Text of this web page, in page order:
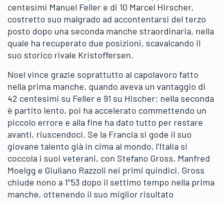
centesimi Manuel Feller e di 10 Marcel Hirscher,
costretto suo malgrado ad accontentarsi del terzo
posto dopo una seconda manche straordinaria, nella
quale ha recuperato due posizioni, scavalcando il
suo storico rivale Kristoffersen.
Noel vince grazie soprattutto al capolavoro fatto
nella prima manche, quando aveva un vantaggio di
42 centesimi su Feller e 91 su Hischer: nella seconda
è partito lento, poi ha accelerato commettendo un
piccolo errore e alla fine ha dato tutto per restare
avanti, riuscendoci. Se la Francia si gode il suo
giovane talento già in cima al mondo, l’Italia si
coccola i suoi veterani, con Stefano Gross, Manfred
Moelgg e Giuliano Razzoli nei primi quindici. Gross
chiude nono a 1″53 dopo il settimo tempo nella prima
manche, ottenendo il suo miglior risultato